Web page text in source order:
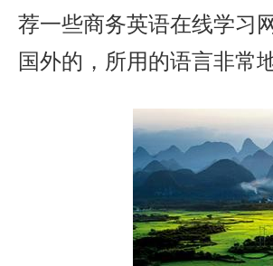
荐一些商务英语在线学习
国外的，所用的语言非常